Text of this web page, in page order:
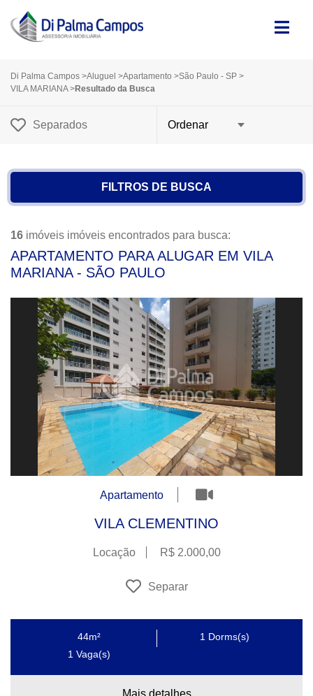
Di Palma Campos >Aluguel >Apartamento >São Paulo - SP >
VILA MARIANA>Resultado da Busca
Separados
FILTROS DE BUSCA
16 imóveis imóveis encontrados para busca:
APARTAMENTO PARA ALUGAR EM VILA
MARIANA - SÃO PAULO
Apartamento
VILA CLEMENTINO
Locação R$ 2.000,00
Separar
44m² 1 Dorms(s)
1Vaga(s)